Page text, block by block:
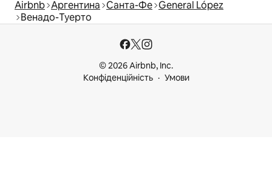
Airbnb Аргентина Санта-Фе General López
Венадо-Туерто
© 2026 Airbnb, Inc.
Конфіденційність
Умови